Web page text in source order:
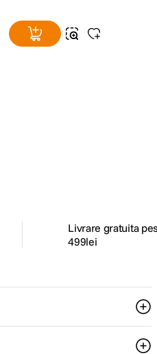
Livrare gratuita
499lei